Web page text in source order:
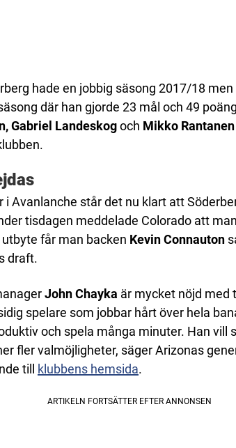
hade en jobbig säsong 2017/18
där han gjorde 23 mål och 49
Gabriel Landeskogoch Mikko Rantanen
i Avanlanche står det nu klart att
tisdagen meddelade Colorado att
får man backen Kevin Connauton
draft.
John Chayka är mycket nöjd med
spelare som jobbar hårt över hela
och spela många minuter. Han vill
fler valmöjligheter, säger Arizonas
till klubbens hemsida.